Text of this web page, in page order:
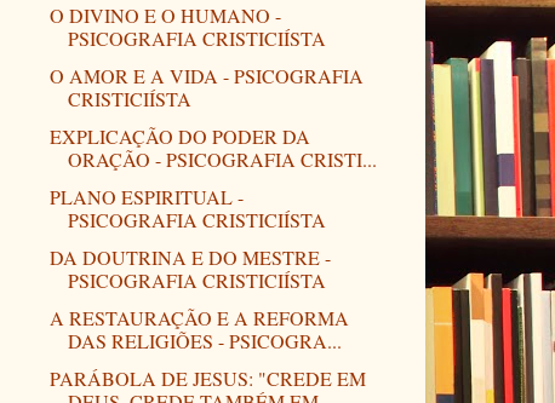
O DIVINO E O HUMANO -
PSICOGRAFIA CRISTICIÍSTA
O AMOR E A VIDA - PSICOGRAFIA
CRISTICIÍSTA
EXPLICAÇÃO DO PODER DA
ORAÇÃO - PSICOGRAFIA CRISTI...
PLANO ESPIRITUAL -
PSICOGRAFIA CRISTICIÍSTA
DA DOUTRINA E DO MESTRE -
PSICOGRAFIA CRISTICIÍSTA
A RESTAURAÇÃO E A REFORMA
DAS RELIGIÕES - PSICOGRA...
PARÁBOLA DE JESUS: "CREDE EM